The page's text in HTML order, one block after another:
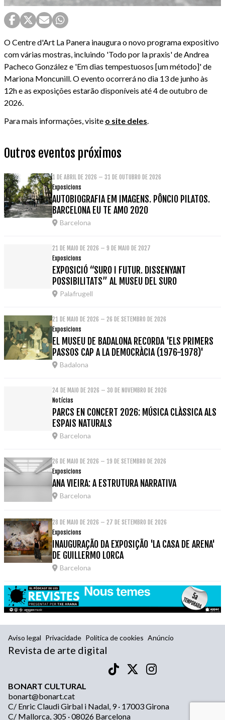
O Centre d'Art La Panera inaugura o novo programa expositivo
com várias mostras, incluindo 'Todo por la praxis' de Andrea
Pacheco González e 'Em dias tempestuosos [um método]' de
Mariona Moncunill. O evento ocorrerá no dia 13 de junho às
12h e as exposições estarão disponíveis até 4 de outubro de
2026.
Para mais informações, visite o site deles
Outros eventos próximos
1 DE ABRIL DE 2026 – 31 DE OUTUBRO DE 2026
Exposicions
AUTOBIOGRAFIA EM IMAGENS. PÔNCIO PILATOS.
BARCELONA EU TE AMO 2020
Barcelona
21 DE MAIO DE 2026 – 9 DE MAIO DE 2027
Exposicions
EXPOSICIÓ “SURO I FUTUR. DISSENYANT
POSSIBILITATS” AL MUSEU DEL SURO
Palafrugell
21 DE MAIO DE 2026 – 26 DE SETEMBRO DE 2026
Exposicions
EL MUSEU DE BADALONA RECORDA 'ELS PRIMERS
PASSOS CAP A LA DEMOCRÀCIA (1976-1978)'
Badalona
24 DE MAIO DE 2026 – 30 DE NOVEMBRO DE 2026
Notícias
PARCS EN CONCERT 2026: MÚSICA CLÀSSICA ALS
ESPAIS NATURALS
Barcelona
26 DE MAIO DE 2026 – 19 DE SETEMBRO DE 2026
Exposicions
ANA VIEIRA: A ESTRUTURA NARRATIVA
Barcelona
28 DE MAIO DE 2026 – 27 DE SETEMBRO DE 2026
Exposicions
INAUGURAÇÃO DA EXPOSIÇÃO 'LA CASA DE ARENA'
DE GUILLERMO LORCA
Barcelona
Aviso legal Privacidade Política de cookies Anúncio
Revista de arte digital
BONART CULTURAL
bonart@bonart.cat
C/ Enric Claudi Girbal i Nadal, 9 · 17003 Girona
C/ Mallorca, 305 · 08026 Barcelona